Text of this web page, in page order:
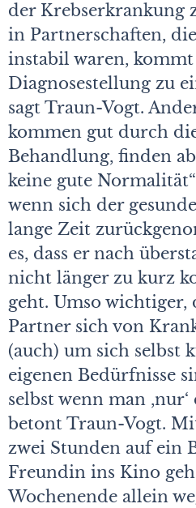
der Krebserkrankung
in Partnerschaften,
instabil waren, kommt
Diagnosestellung zu
sagt Traun-Vogt.
kommen gut durch
Behandlung, finden
keine gute
wenn sich der
lange Zeit
es, dass er nach
nicht länger zu kurz
geht. Umso wichtiger,
Partner sich von
(auch) um sich selbst
eigenen Bedürfnisse
selbst wenn man
betont Traun-Vogt.
zwei Stunden auf ein
Freundin ins Kino
Wochenende allein